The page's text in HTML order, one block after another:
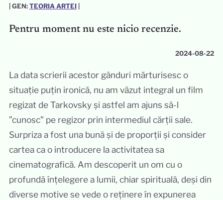
| GEN:TEORIA ARTEI|
Pentru moment nu este nicio recenzie.
2024-08-22
La data scrierii acestor gânduri mărturisesc o
situație puțin ironică, nu am văzut integral un film
regizat de Tarkovsky și astfel am ajuns să-l
”cunosc” pe regizor prin intermediul cărții sale.
Surpriza a fost una bună și de proporții și consider
cartea ca o introducere la activitatea sa
cinematografică. Am descoperit un om cu o
profundă înțelegere a lumii, chiar spirituală, deși din
diverse motive se vede o reținere în expunerea